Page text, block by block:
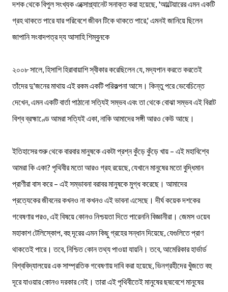
দশক থেকে বিপুল সংখ্যক এক্সোপ্ল্যানেট সনাক্ত করা হয়েছে, 'আল্টেয়ারের এমন একটি
গ্রহ থাকতে পারে যার পরিবেশে জীবন টিকে থাকতে পারে,' এমনই জানিয়ে ছিলেন
জাপানি সংবাদপত্র দ্য আসাহি শিম্বুনকে
২০০৮ সালে, হিসাশি হিরাবায়াশি স্বীকার করেছিলেন যে, মদ্যপান করতে করতেই
তাঁদের দু'জনের মাথায় এই রকম একটি পরিকল্পনা আসে। কিন্তু পরে ভেবেচিন্তে
দেখেন, এমন একটি বার্তা পাঠানো সত্যিই সম্ভব এবং তা থেকে বোঝা সম্ভব এই বিরাট
বিশ্ব ব্রহ্মাণ্ডে আমরা সত্যিই একা, নাকি আমাদের সঙ্গী আরও কেউ আছে।
ইতিহাসের শুরু থেকে বারবার মানুষকে একটা প্রশ্ন কুঁড়ে কুঁড়ে খায় – এই মহাবিশ্বে
আমরা কি একা? পৃথিবীর মতো আরও গ্রহ রয়েছে, যেখানে মানুষের মতো বুদ্ধিমান
প্রাণীরা বাস করে – এই সম্ভাবনা বরাবর মানুষকে মুগ্ধ করেছে। আমাদের
প্রত্যেকের জীবনের কখনও না কখনও এই ভাবনা এসেছে। দীর্ঘ কয়েক দশকের
গবেষণার পরও, এই বিষয়ে কোনও নিশ্চয়তা দিতে পারেননি বিজ্ঞানীরা। জেমস ওয়েব
মহাকাশ টেলিস্কোপ, বহু দূরের এমন কিছু গ্রহের সন্ধান দিয়েছে, যেগুলিতে প্রাণ
থাকতেই পারে। তবে, নিশ্চিত কোন তথ্য পাওয়া যায়নি। তবে, আমেরিকার হার্ভার্ড
বিশ্ববিদ্যালয়ের এক সাম্প্রতিক গবেষণায় দাবি করা হয়েছে, ভিনগ্রহীদের খুঁজতে বহু
দূরে যাওয়ার কোনও দরকার নেই। তারা এই পৃথিবীতেই মানুষের ছদ্মবেশে মানুষের